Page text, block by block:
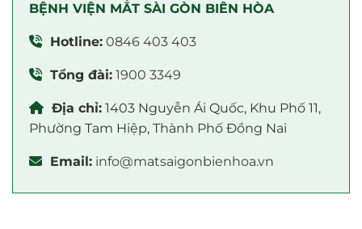
BỆNH VIỆN MẮT SÀI GÒN BIÊN HÒA
Hotline: 0846 403 403
Tổng đài: 1900 3349
Địa chỉ: 1403 Nguyễn Ái Quốc, Khu Phố 11,
Phường Tam Hiệp, Thành Phố Đồng Nai
Email: info@matsaigonbienhoa.vn